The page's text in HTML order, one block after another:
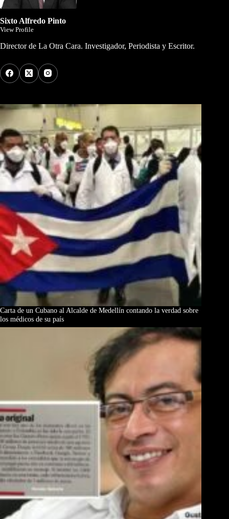
Sixto Alfredo Pinto
View Profile
Director de La Otra Cara. Investigador, Periodista y Escritor.
Carta de un Cubano al Alcalde de Medellín contando la verdad sobre
los médicos de su país